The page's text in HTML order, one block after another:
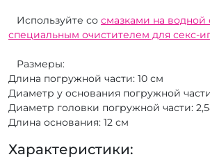
Используйте со смазками на водной
специальным очистителем для секс-
Размеры:
Длина погружной части: 10 см
Диаметр у основания погружной
Диаметр головки погружной части:
Длина основания: 12 см
Характеристики: